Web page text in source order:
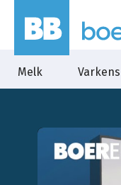
Melk Varkens